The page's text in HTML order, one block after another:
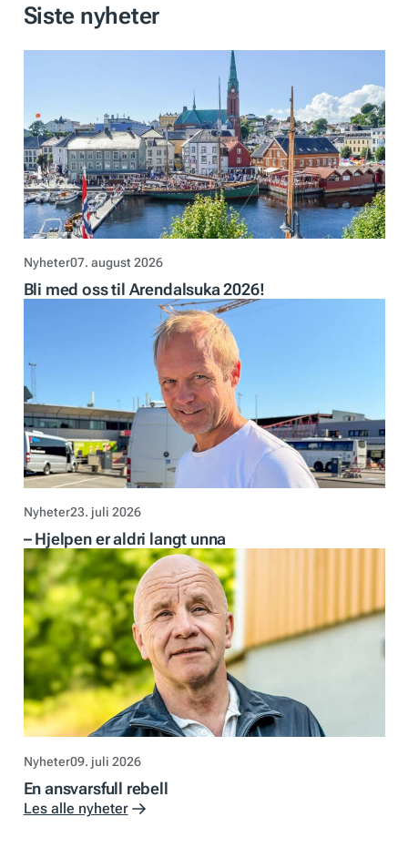
Siste nyheter
Nyheter07. august 2026
Bli med oss til Arendalsuka 2026!
Nyheter23. juli 2026
– Hjelpen er aldri langt unna
Nyheter09. juli 2026
En ansvarsfull rebell
Les alle nyheter